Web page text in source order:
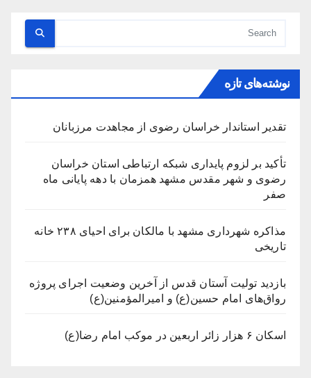
نوشته‌های تازه
تقدیر استاندار خراسان رضوی از مجاهدت مرزبانان
تأکید بر لزوم پایداری شبکه ارتباطی استان خراسان
رضوی و شهر مقدس مشهد همزمان با دهه پایانی ماه
صفر
مذاکره شهرداری مشهد با مالکان برای احیای ۲۳۸ خانه
تاریخی
بازدید تولیت آستان قدس از آخرین وضعیت اجرای پروژه
رواق‌های امام حسین(ع) و امیرالمؤمنین(ع)
اسکان ۶ هزار زائر اربعین در موکب امام رضا(ع)